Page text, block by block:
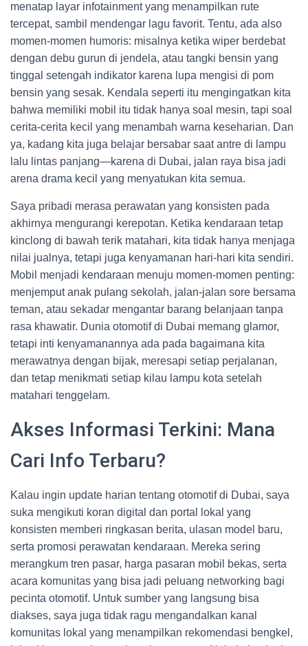
menatap layar infotainment yang menampilkan rute
tercepat, sambil mendengar lagu favorit. Tentu, ada also
momen-momen humoris: misalnya ketika wiper berdebat
dengan debu gurun di jendela, atau tangki bensin yang
tinggal setengah indikator karena lupa mengisi di pom
bensin yang sesak. Kendala seperti itu mengingatkan kita
bahwa memiliki mobil itu tidak hanya soal mesin, tapi soal
cerita-cerita kecil yang menambah warna keseharian. Dan
ya, kadang kita juga belajar bersabar saat antre di lampu
lalu lintas panjang—karena di Dubai, jalan raya bisa jadi
arena drama kecil yang menyatukan kita semua.
Saya pribadi merasa perawatan yang konsisten pada
akhirnya mengurangi kerepotan. Ketika kendaraan tetap
kinclong di bawah terik matahari, kita tidak hanya menjaga
nilai jualnya, tetapi juga kenyamanan hari-hari kita sendiri.
Mobil menjadi kendaraan menuju momen-momen penting:
menjemput anak pulang sekolah, jalan-jalan sore bersama
teman, atau sekadar mengantar barang belanjaan tanpa
rasa khawatir. Dunia otomotif di Dubai memang glamor,
tetapi inti kenyamanannya ada pada bagaimana kita
merawatnya dengan bijak, meresapi setiap perjalanan,
dan tetap menikmati setiap kilau lampu kota setelah
matahari tenggelam.
Akses Informasi Terkini: Mana
Cari Info Terbaru?
Kalau ingin update harian tentang otomotif di Dubai, saya
suka mengikuti koran digital dan portal lokal yang
konsisten memberi ringkasan berita, ulasan model baru,
serta promosi perawatan kendaraan. Mereka sering
merangkum tren pasar, harga pasaran mobil bekas, serta
acara komunitas yang bisa jadi peluang networking bagi
pecinta otomotif. Untuk sumber yang langsung bisa
diakses, saya juga tidak ragu mengandalkan kanal
komunitas lokal yang menampilkan rekomendasi bengkel,